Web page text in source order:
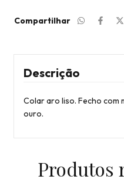
Compartilhar
Descrição
Colar aro liso. Fecho com
ouro.
Produtos